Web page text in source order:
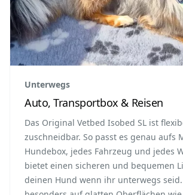
Unterwegs
Auto, Transportbox & Reisen
Das Original Vetbed Isobed SL ist
zuschneidbar. So passt es genau aufs
Hundebox, jedes Fahrzeug und jedes
bietet einen sicheren und bequemen
deinen Hund wenn ihr unterwegs